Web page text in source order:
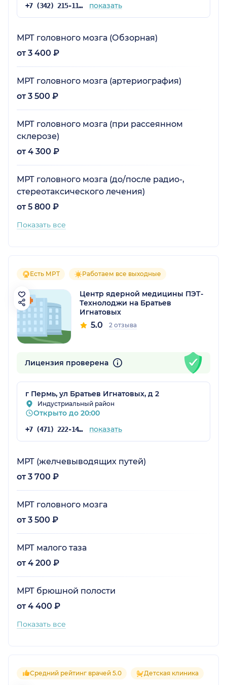
+7 (342) 215-11-55 показать
МРТ головного мозга (Обзорная)
от 3 400 ₽
МРТ головного мозга (артериография)
от 3 500 ₽
МРТ головного мозга (при рассеянном
склерозе)
от 4 300 ₽
МРТ головного мозга (до/после радио-,
стереотаксического лечения)
от 5 800 ₽
Показать все
Есть МРТ Работаем все выходные
Центр ядерной медицины ПЭТ-
Технолоджи на Братьев
Игнатовых
5.0 2 отзыва
Лицензия проверена
г Пермь, ул Братьев Игнатовых, д 2
Индустриальный район
Открыто до 20:00
+7 (471) 222-14-12 показать
МРТ (желчевыводящих путей)
от 3 700 ₽
МРТ головного мозга
от 3 500 ₽
МРТ малого таза
от 4 200 ₽
МРТ брюшной полости
от 4 400 ₽
Показать все
Средний рейтинг врачей 5.0 Детская клиника